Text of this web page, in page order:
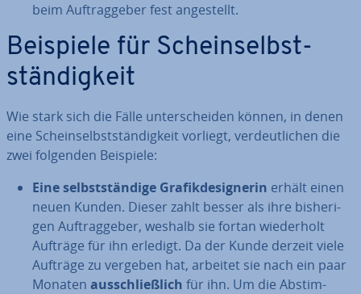
beim Auf­trag­ge­ber fest an­ge­stellt.
Beispiele für Schein­selbst­
stän­dig­keit
Wie stark sich die Fälle un­ter­schei­den können, in denen
eine Schein­selbst­stän­dig­keit vorliegt, ver­deut­li­chen die
zwei folgenden Beispiele:
Eine selbst­stän­di­ge Gra­fik­de­si­gne­rin erhält einen
neuen Kunden. Dieser zahlt besser als ihre bis­he­ri­
gen Auf­trag­ge­ber, weshalb sie fortan wie­der­holt
Aufträge für ihn erledigt. Da der Kunde derzeit viele
Aufträge zu vergeben hat, arbeitet sie nach ein paar
Monaten aus­schließ­lich für ihn. Um die Ab­stim­